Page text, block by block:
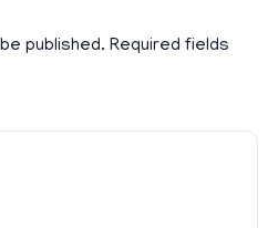
published. Required fields